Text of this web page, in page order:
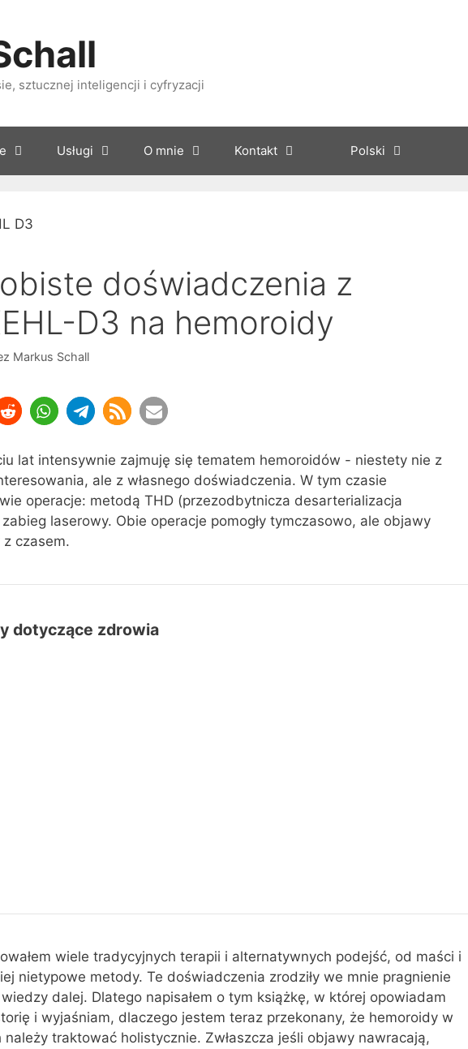
sztucznej inteligencji i cyfryzacji
Usługi O mnie Kontakt Polski
doświadczenia z
D3 na hemoroidy
Markus Schall
lat intensywnie zajmuję się tematem hemoroidów - niestety nie z
ale z własnego doświadczenia. W tym czasie
operacje: metodą THD (przezodbytnicza desarterializacja
laserowy. Obie operacje pomogły tymczasowo, ale objawy
z czasem.
dotyczące zdrowia
wiele tradycyjnych terapii i alternatywnych podejść, od maści i
nietypowe metody. Te doświadczenia zrodziły we mnie pragnienie
dalej. Dlatego napisałem o tym książkę, w której opowiadam
i wyjaśniam, dlaczego jestem teraz przekonany, że hemoroidy w
traktować holistycznie. Zwłaszcza jeśli objawy nawracają,